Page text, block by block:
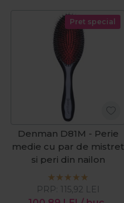
Pret special
Denman D81M - Perie
medie cu par de mistret
si peri din nailon
PRP: 115,92 LEI